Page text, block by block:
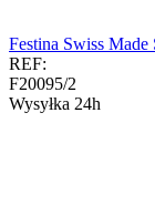
Festina Swiss
REF:
F20095/2
Wysyłka 24h